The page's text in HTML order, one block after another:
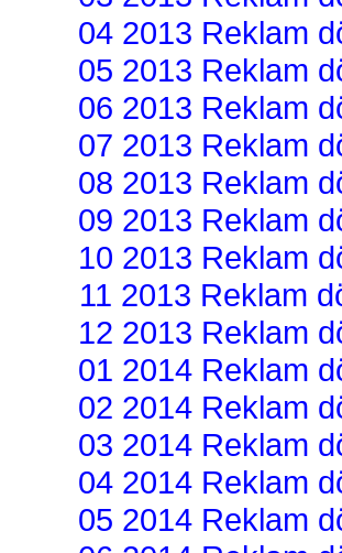
04 2013 Reklam
05 2013 Reklam
06 2013 Reklam
07 2013 Reklam
08 2013 Reklam
09 2013 Reklam
10 2013 Reklam
11 2013 Reklam
12 2013 Reklam
01 2014 Reklam
02 2014 Reklam
03 2014 Reklam
04 2014 Reklam
05 2014 Reklam